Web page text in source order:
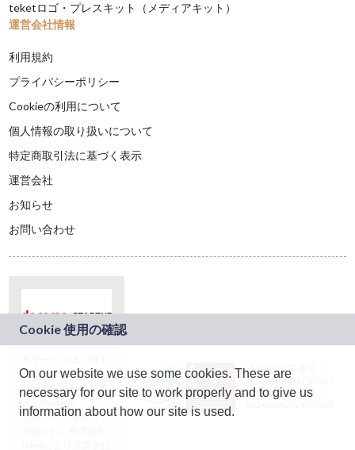
teketロゴ・プレスキット（メディアキット）
運営会社情報
利用規約
プライバシーポリシー
Cookieの利用について
個人情報の取り扱いについて
特定商取引法に基づく表示
運営会社
お知らせ
お問い合わせ
ドコモグループの新
規事業創出プログラ
ム「docomo
STARTUP」を通じて
JASRAC許諾番号：
9024936001Y45037
JASRAC許諾番号：
On our website we use some cookies. These are
necessary for our site to work properly and to give us
information about how our site is used.